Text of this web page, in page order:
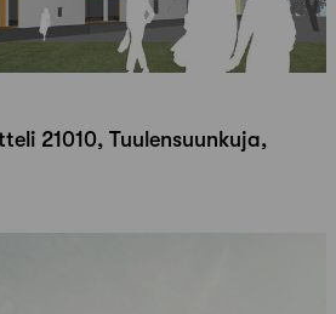
21010, Tuulensuunkuja,